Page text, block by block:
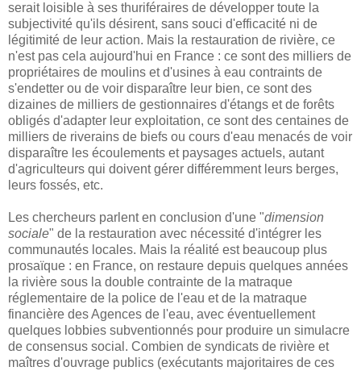
serait loisible à ses thuriféraires de développer toute la
subjectivité qu'ils désirent, sans souci d'efficacité ni de
légitimité de leur action. Mais la restauration de rivière, ce
n'est pas cela aujourd'hui en France : ce sont des milliers de
propriétaires de moulins et d'usines à eau contraints de
s'endetter ou de voir disparaître leur bien, ce sont des
dizaines de milliers de gestionnaires d'étangs et de forêts
obligés d'adapter leur exploitation, ce sont des centaines de
milliers de riverains de biefs ou cours d'eau menacés de voir
disparaître les écoulements et paysages actuels, autant
d'agriculteurs qui doivent gérer différemment leurs berges,
leurs fossés, etc.
Les chercheurs parlent en conclusion d'une "dimension
sociale" de la restauration avec nécessité d'intégrer les
communautés locales. Mais la réalité est beaucoup plus
prosaïque : en France, on restaure depuis quelques années
la rivière sous la double contrainte de la matraque
réglementaire de la police de l'eau et de la matraque
financière des Agences de l'eau, avec éventuellement
quelques lobbies subventionnés pour produire un simulacre
de consensus social. Combien de syndicats de rivière et
maîtres d'ouvrage publics (exécutants majoritaires de ces